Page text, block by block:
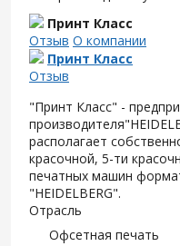
Принт Класс
Отзыв О компании
Принт Класс
Отзыв
"Принт Класс" -
располагает
красочной, 5-ти
печатных машин
"HEIDELBERG".
Отрасль
Офсетная печать